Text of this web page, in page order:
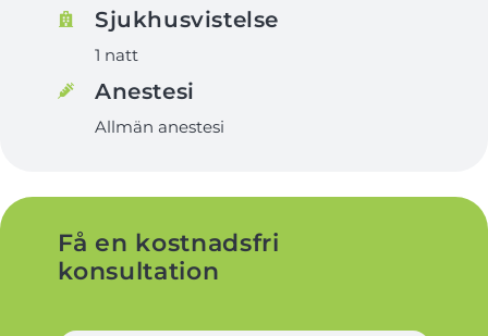
Sjukhusvistelse
1 natt
Anestesi
Allmän anestesi
Få en kostnadsfri
konsultation